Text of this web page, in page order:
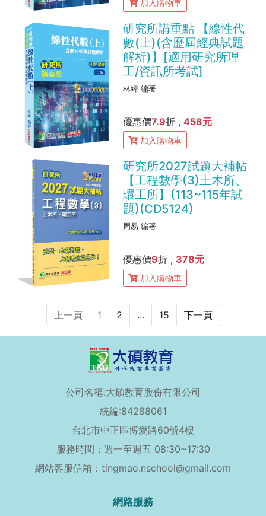
加入購物車
研究所講重點 【線性代
數(上)(含歷屆經典試題
解析)】[適用研究所理
工/資訊所考試]
林緯 編著
優惠價7.9折 ,458元
加入購物車
研究所2027試題大補帖
【工程數學(3)土木所、
環工所】(113~115年試
題)(CD5124)
周易 編著
優惠價9折 , 378元
加入購物車
上一頁 1 2 ... 15 下一頁
公司名稱:大碩教育股份有限公司
統編:84288061
台北市中正區博愛路60號4樓
服務時間：週一至週五 08:30~17:30
網站客服信箱：tingmao.nschool@gmail.com
網路服務